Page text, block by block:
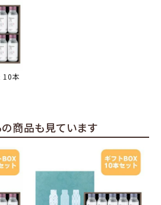
10本
商品も見ています